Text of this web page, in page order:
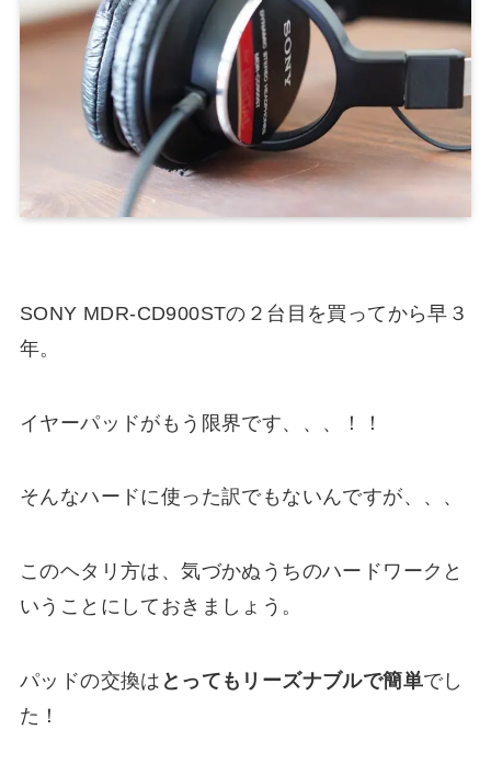
SONY MDR-CD900STの２台目を買ってから早３
年。
イヤーパッドがもう限界です、、、！！
そんなハードに使った訳でもないんですが、、、
このヘタリ方は、気づかぬうちのハードワークと
いうことにしておきましょう。
パッドの交換は とってもリーズナブルで簡単でし
た！